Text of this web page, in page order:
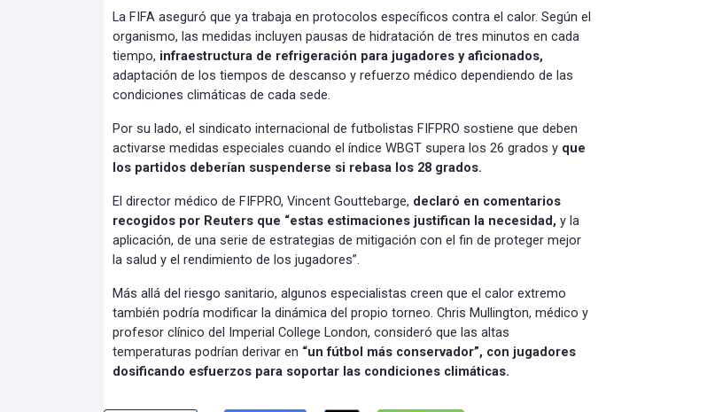
La FIFA aseguró que ya trabaja en protocolos específicos contra el calor. Según el
organismo, las medidas incluyen pausas de hidratación de tres minutos en cada
tiempo, infraestructura de refrigeración para jugadores y aficionados,
adaptación de los tiempos de descanso y refuerzo médico dependiendo de las
condiciones climáticas de cada sede.
Por su lado, el sindicato internacional de futbolistas FIFPRO sostiene que deben
activarse medidas especiales cuando el índice WBGT supera los 26 grados y que
los partidos deberían suspenderse si rebasa los 28 grados.
El director médico de FIFPRO, Vincent Gouttebarge, declaró en comentarios
recogidos por Reuters que “estas estimaciones justifican la necesidad, y la
aplicación, de una serie de estrategias de mitigación con el fin de proteger mejor
la salud y el rendimiento de los jugadores”.
Más allá del riesgo sanitario, algunos especialistas creen que el calor extremo
también podría modificar la dinámica del propio torneo. Chris Mullington, médico y
profesor clínico del Imperial College London, consideró que las altas
temperaturas podrían derivar en “un fútbol más conservador”, con jugadores
dosificando esfuerzos para soportar las condiciones climáticas.